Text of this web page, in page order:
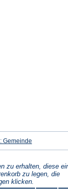
Gemeindein
einem
Tab)
zu erhalten, diese
zu legen, die
klicken.